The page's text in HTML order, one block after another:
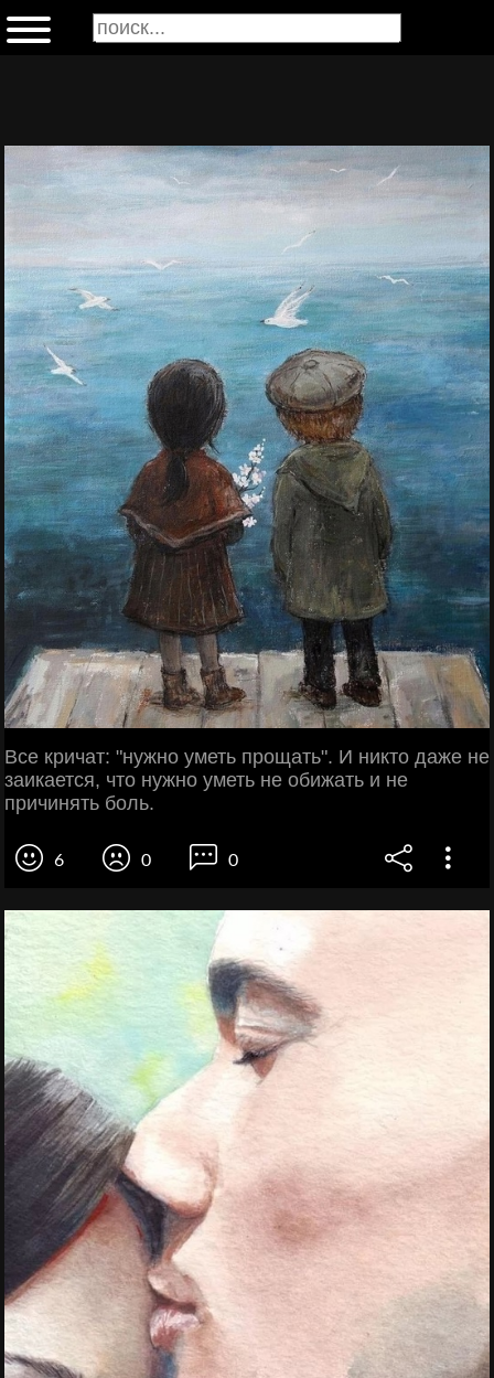
Все кричат: "нужно уметь прощать". И никто даже не
заикается, что нужно уметь не обижать и не
причинять боль.
6 0 0